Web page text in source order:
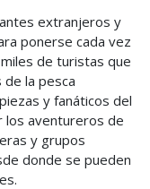
extranjeros y
ponerse cada vez
de turistas que
de la pesca
y fanáticos del
los aventureros de
y grupos
donde se pueden